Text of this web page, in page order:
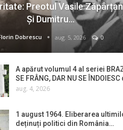
Preotul Vasile Zăpârțan
Și Dumitru…
Dobrescu aug. 5, 2026 0
A apărut volumul 4 al seriei
SE FRÂNG, DAR NU SE
aug. 4, 2026
1 august 1964. Eliberarea
deținuți politici din România…